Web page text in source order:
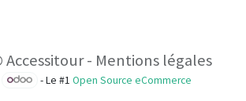
- Mentions légales
- Le #1Open Source eCommerce